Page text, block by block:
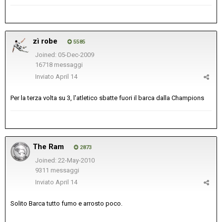
zì robe 5585
Joined: 05-Dec-2009
16718 messaggi
Inviato April 14
Per la terza volta su 3, l'atletico sbatte fuori il barca dalla Champions
The Ram 2873
Joined: 22-May-2010
9311 messaggi
Inviato April 14
Solito Barca tutto fumo e arrosto poco.